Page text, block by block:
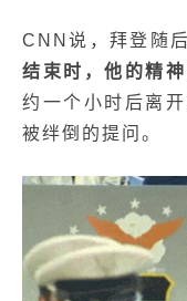
CNN说，拜登随
结束时，他的精
约一个小时后离
被绊倒的提问。